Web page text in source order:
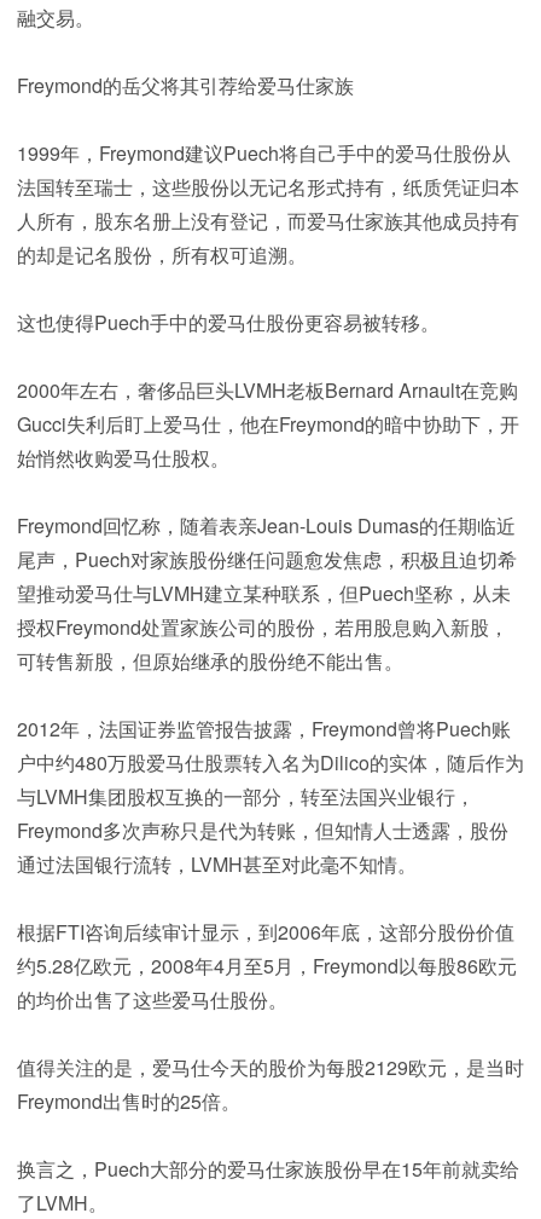
融交易。
Freymond的岳父将其引荐给爱马仕家族
1999年，Freymond建议Puech将自己手中的爱马仕股份从
法国转至瑞士，这些股份以无记名形式持有，纸质凭证归本
人所有，股东名册上没有登记，而爱马仕家族其他成员持有
的却是记名股份，所有权可追溯。
这也使得Puech手中的爱马仕股份更容易被转移。
2000年左右，奢侈品巨头LVMH老板Bernard Arnault在竞购
Gucci失利后盯上爱马仕，他在Freymond的暗中协助下，开
始悄然收购爱马仕股权。
Freymond回忆称，随着表亲Jean-Louis Dumas的任期临近
尾声，Puech对家族股份继任问题愈发焦虑，积极且迫切希
望推动爱马仕与LVMH建立某种联系，但Puech坚称，从未
授权Freymond处置家族公司的股份，若用股息购入新股，
可转售新股，但原始继承的股份绝不能出售。
2012年，法国证券监管报告披露，Freymond曾将Puech账
户中约480万股爱马仕股票转入名为Dilico的实体，随后作为
与LVMH集团股权互换的一部分，转至法国兴业银行，
Freymond多次声称只是代为转账，但知情人士透露，股份
通过法国银行流转，LVMH甚至对此毫不知情。
根据FTI咨询后续审计显示，到2006年底，这部分股份价值
约5.28亿欧元，2008年4月至5月，Freymond以每股86欧元
的均价出售了这些爱马仕股份。
值得关注的是，爱马仕今天的股价为每股2129欧元，是当时
Freymond出售时的25倍。
换言之，Puech大部分的爱马仕家族股份早在15年前就卖给
了LVMH。